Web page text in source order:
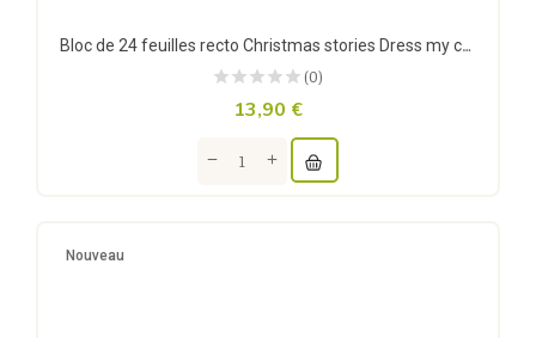
Bloc de 24 feuilles recto Christmas stories Dress my craft
(0)
13,90 €
Nouveau